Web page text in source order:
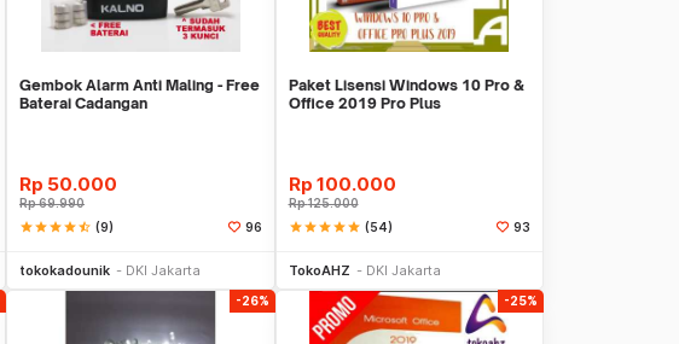
Gembok Alarm Anti Maling - Free
Baterai Cadangan
Rp 50.000
Rp69.990
starstarstarstarstar_half (9) 96
tokokadounik DKI Jakarta
Paket Lisensi Windows 10 Pro &
Office 2019 Pro Plus
Rp 100.000
Rp125.000
starstarstarstarstar (54) 93
TokoAHZ DKI Jakarta
-26% -25%